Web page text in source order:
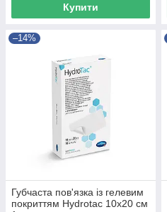
Купити
–14%
Губчаста пов'язка із гелевим
покриттям Hydrotac 10x20 см